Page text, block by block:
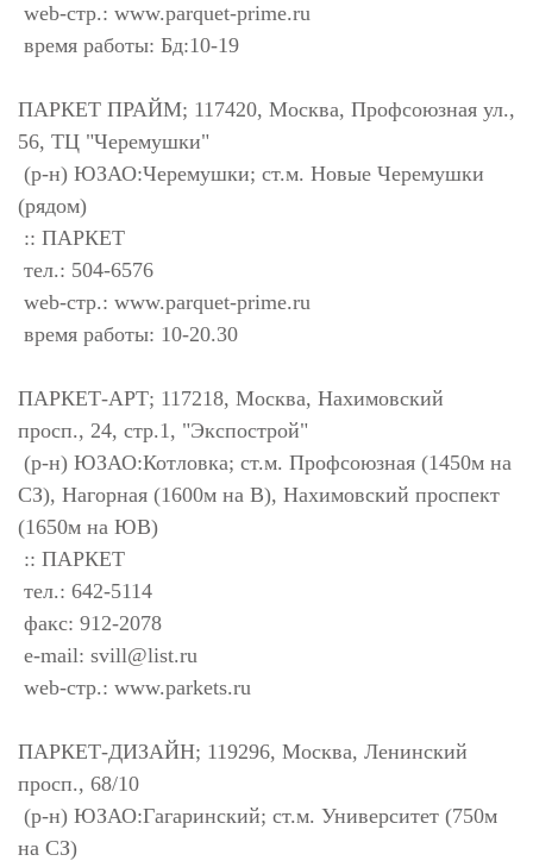
web-стр.: www.parquet-prime.ru
время работы: Бд:10-19
ПАРКЕТ ПРАЙМ; 117420, Москва, Профсоюзная ул.,
56, ТЦ "Черемушки"
(р-н) ЮЗАО:Черемушки; ст.м. Новые Черемушки
(рядом)
:: ПАРКЕТ
тел.: 504-6576
web-стр.: www.parquet-prime.ru
время работы: 10-20.30
ПАРКЕТ-АРТ; 117218, Москва, Нахимовский
просп., 24, стр.1, "Экспострой"
(р-н) ЮЗАО:Котловка; ст.м. Профсоюзная (1450м на
СЗ), Нагорная (1600м на В), Нахимовский проспект
(1650м на ЮВ)
:: ПАРКЕТ
тел.: 642-5114
факс: 912-2078
e-mail: svill@list.ru
web-стр.: www.parkets.ru
ПАРКЕТ-ДИЗАЙН; 119296, Москва, Ленинский
просп., 68/10
(р-н) ЮЗАО:Гагаринский; ст.м. Университет (750м
на СЗ)